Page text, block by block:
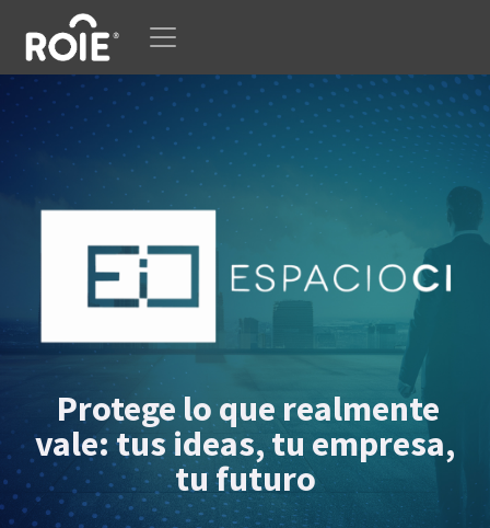
Ir al contenido
Protege lo que realmente
vale: tus ideas, tu empresa,
tu futuro